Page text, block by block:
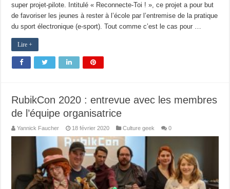
super projet-pilote. Intitulé « Reconnecte-Toi ! », ce projet a pour but
de favoriser les jeunes à rester à l’école par l’entremise de la pratique
du sport électronique (e-sport). Tout comme c’est le cas pour …
Lire +
RubikCon 2020 : entrevue avec les membres
de l’équipe organisatrice
Yannick Faucher 18 février 2020 Culture geek 0